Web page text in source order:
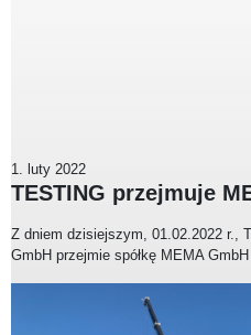
1. luty 2022
TESTING przejmuje
Z dniem dzisiejszym, 01.02.2022 r.,
GmbH przejmie spółkę MEMA GmbH